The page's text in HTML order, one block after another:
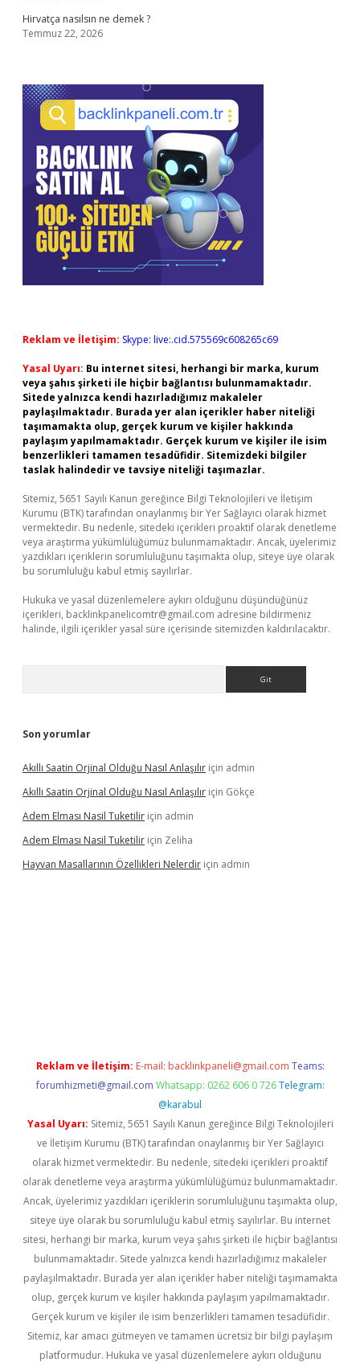
Hirvatça nasılsın ne demek ?
Temmuz 22, 2026
Reklam ve İletişim: Skype: live:.cid.575569c608265c69
Yasal Uyarı: Bu internet sitesi, herhangi bir marka, kurum
veya şahıs şirketi ile hiçbir bağlantısı bulunmamaktadır.
Sitede yalnızca kendi hazırladığımız makaleler
paylaşılmaktadır. Burada yer alan içerikler haber niteliği
taşımamakta olup, gerçek kurum ve kişiler hakkında
paylaşım yapılmamaktadır. Gerçek kurum ve kişiler ile isim
benzerlikleri tamamen tesadüfidir. Sitemizdeki bilgiler
taslak halindedir ve tavsiye niteliği taşımazlar.
Sitemiz, 5651 Sayılı Kanun gereğince Bilgi Teknolojileri ve İletişim
Kurumu (BTK) tarafından onaylanmış bir Yer Sağlayıcı olarak hizmet
vermektedir. Bu nedenle, sitedeki içerikleri proaktif olarak denetleme
veya araştırma yükümlülüğümüz bulunmamaktadır. Ancak, üyelerimiz
yazdıkları içeriklerin sorumluluğunu taşımakta olup, siteye üye olarak
bu sorumluluğu kabul etmiş sayılırlar.
Hukuka ve yasal düzenlemelere aykırı olduğunu düşündüğünüz
içerikleri, backlinkpanelicomtr@gmail.com adresine bildirmeniz
halinde, ilgili içerikler yasal süre içerisinde sitemizden kaldırılacaktır.
Son yorumlar
Akıllı Saatin Orjinal Olduğu Nasıl Anlaşılır için admin
Akıllı Saatin Orjinal Olduğu Nasıl Anlaşılır için Gökçe
Adem Elması Nasil Tuketilir için admin
Adem Elması Nasil Tuketilir için Zeliha
Hayvan Masallarının Özellikleri Nelerdir için admin
Reklam ve İletişim: E-mail: backlinkpaneli@gmail.com Teams:
forumhizmeti@gmail.com Whatsapp: 0262 606 0 726 Telegram:
@karabul
Yasal Uyarı: Sitemiz, 5651 Sayılı Kanun gereğince Bilgi Teknolojileri
ve İletişim Kurumu (BTK) tarafından onaylanmış bir Yer Sağlayıcı
olarak hizmet vermektedir. Bu nedenle, sitedeki içerikleri proaktif
olarak denetleme veya araştırma yükümlülüğümüz bulunmamaktadır.
Ancak, üyelerimiz yazdıkları içeriklerin sorumluluğunu taşımakta olup,
siteye üye olarak bu sorumluluğu kabul etmiş sayılırlar. Bu internet
sitesi, herhangi bir marka, kurum veya şahıs şirketi ile hiçbir bağlantısı
bulunmamaktadır. Sitede yalnızca kendi hazırladığımız makaleler
paylaşılmaktadır. Burada yer alan içerikler haber niteliği taşımamakta
olup, gerçek kurum ve kişiler hakkında paylaşım yapılmamaktadır.
Gerçek kurum ve kişiler ile isim benzerlikleri tamamen tesadüfidir.
Sitemiz, kar amacı gütmeyen ve tamamen ücretsiz bir bilgi paylaşım
platformudur. Hukuka ve yasal düzenlemelere aykırı olduğunu